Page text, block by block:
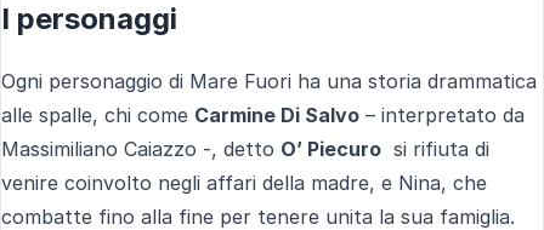
I personaggi
Ogni personaggio di Mare Fuori ha una storia drammatica
alle spalle, chi come Carmine Di Salvo – interpretato da
Massimiliano Caiazzo -, detto O’ Piecuro si rifiuta di
venire coinvolto negli affari della madre, e Nina, che
combatte fino alla fine per tenere unita la sua famiglia.